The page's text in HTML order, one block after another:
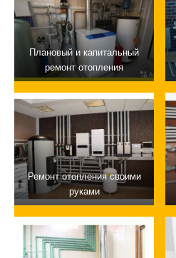
Плановый и капитальный
ремонт отопления
Ремонт отопления своими
руками